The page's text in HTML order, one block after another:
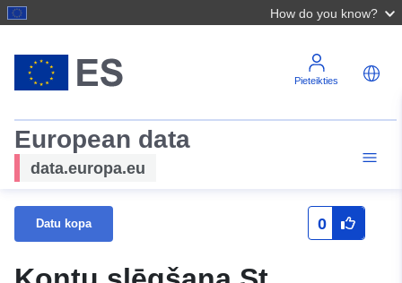
How do you know?
Pieteikties
European data
data.europa.eu
Datu kopa 0